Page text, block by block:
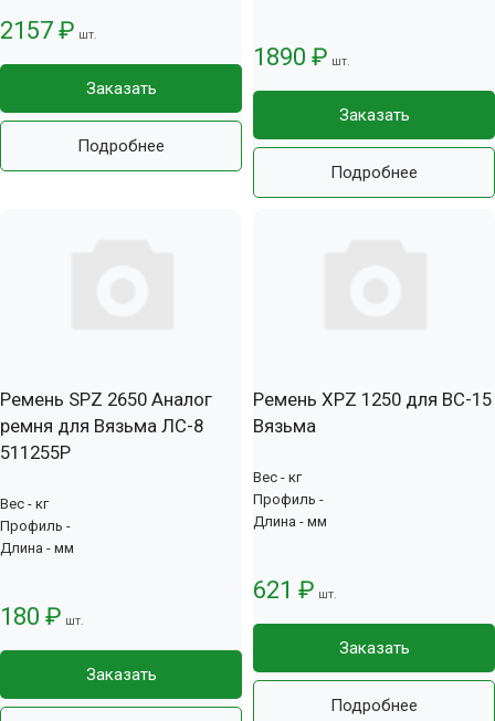
2157 ₽ шт.
Заказать
Подробнее
1890 ₽ шт.
Заказать
Подробнее
Ремень SPZ 2650 Аналог
ремня для Вязьма ЛС-8
511255Р
Вес - кг
Профиль -
Длина - мм
180 ₽ шт.
Заказать
Ремень XPZ 1250 для ВС-15
Вязьма
Вес - кг
Профиль -
Длина - мм
621 ₽ шт.
Заказать
Подробнее